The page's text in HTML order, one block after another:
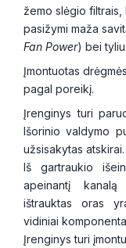
žemo slėgio
pasižymi maža
Fan Power) bei
Įmontuotas
pagal poreikį.
Įrenginys turi
Išorinio valdymo
užsisakytas atskirai.
Iš gartraukio
apeinantį
ištrauktas oras
vidiniai
Įrenginys turi